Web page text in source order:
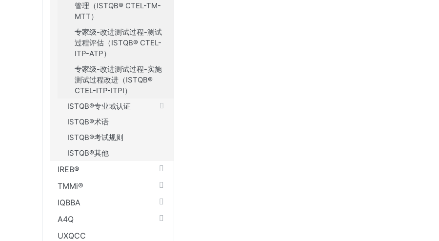
管理（ISTQB® CTEL-TM-
MTT）
专家级-改进测试过程-测试
过程评估（ISTQB® CTEL-
ITP-ATP）
专家级-改进测试过程-实施
测试过程改进（ISTQB®
CTEL-ITP-ITPI）
ISTQB®专业域认证
ISTQB®术语
ISTQB®考试规则
ISTQB®其他
IREB®
TMMi®
IQBBA
A4Q
UXQCC